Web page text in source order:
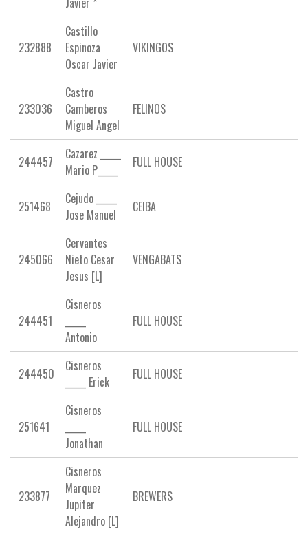
232888
Castillo
Espinoza
Oscar Javier
VIKINGOS
233036
Castro
Camberos
Miguel Angel
FELINOS
244457
Cazarez _____
Mario P_____
FULL HOUSE
251468
Cejudo _____
Jose Manuel
CEIBA
245066
Cervantes
Nieto Cesar
Jesus [L]
VENGABATS
244451
Cisneros
Antonio
FULL HOUSE
244450
Cisneros
_____ Erick
FULL HOUSE
251641
Cisneros
Jonathan
FULL HOUSE
233877
Cisneros
Marquez
Jupiter
Alejandro [L]
BREWERS